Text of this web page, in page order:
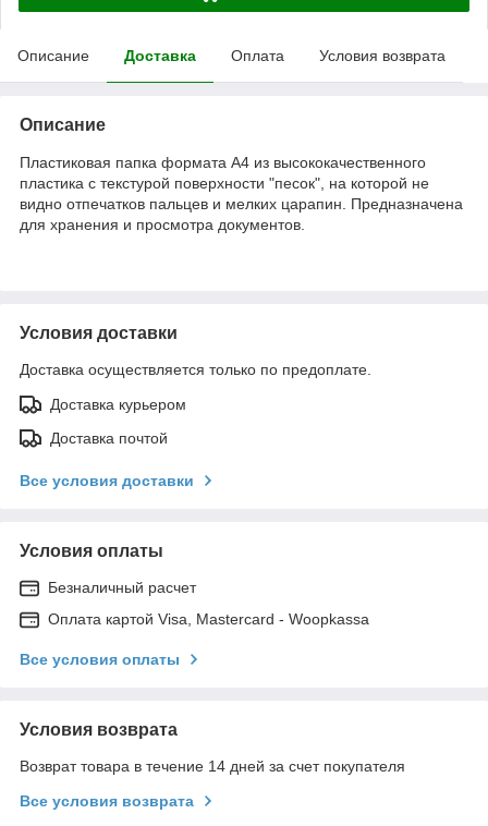
Описание Доставка Оплата Условия возврата
Описание
Пластиковая папка формата А4 из высококачественного
пластика с текстурой поверхности "песок", на которой не
видно отпечатков пальцев и мелких царапин. Предназначена
для хранения и просмотра документов.
Условия доставки
Доставка осуществляется только по предоплате.
Доставка курьером
Доставка почтой
Все условия доставки
Условия оплаты
Безналичный расчет
Оплата картой Visa, Mastercard - Woopkassa
Все условия оплаты
Условия возврата
Возврат товара в течение 14 дней за счет покупателя
Все условия возврата